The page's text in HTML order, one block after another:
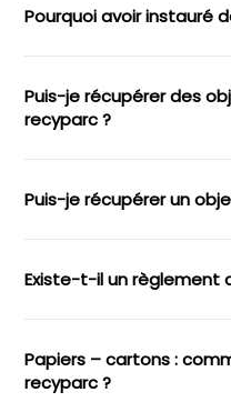
Pourquoi avoir instauré
Puis-je récupérer des
recyparc ?
Puis-je récupérer un
Existe-t-il un règlement
Papiers – cartons :
recyparc ?